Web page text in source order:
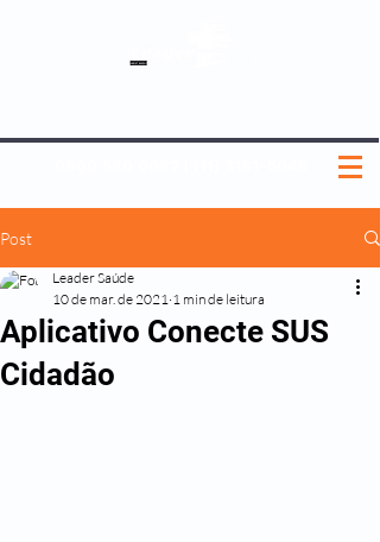
Post
Aplicativo Conecte SUS
Cidadão
Leader Saúde
10 de mar. de 2021 1 min de leitura